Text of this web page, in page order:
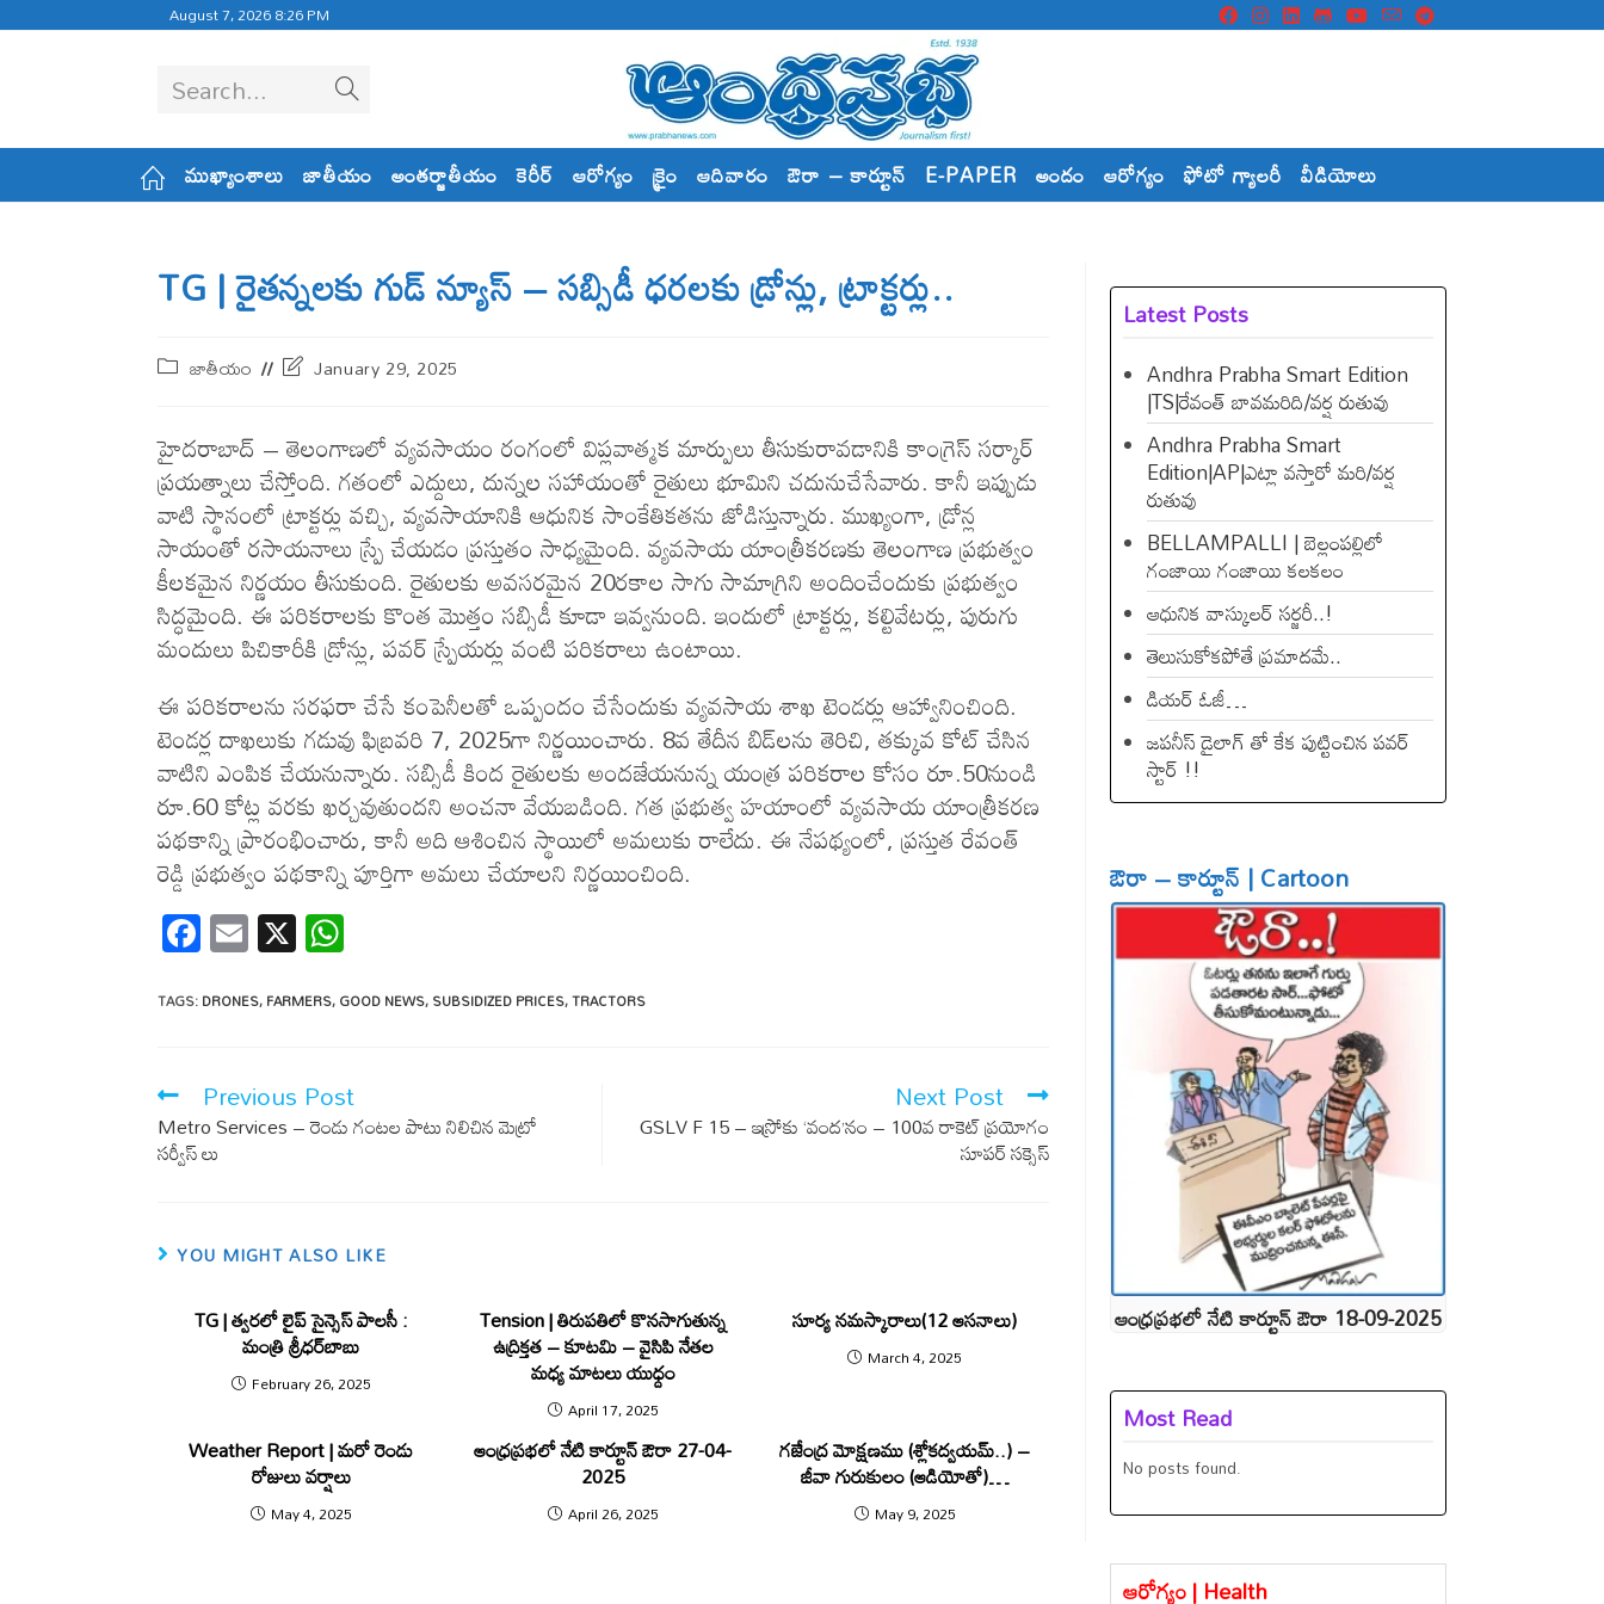
August 7, 2026 8:26 PM
Search...
ముఖ్యాంశాలు జాతీయం అంతర్జాతీయం కెరీర్ ఆరోగ్యం క్రైం ఆదివారం ఔరా – కార్టూన్ E-PAPER అందం ఆరోగ్యం ఫోటో గ్యాలరీ వీడియోలు
TG | రైత‌న్న‌ల‌కు గుడ్ న్యూస్ – స‌బ్సిడీ ధ‌ర‌ల‌కు డ్రోన్లు, ట్రాక్ట‌ర్లు..
జాతీయం January 29, 2025
హైద‌రాబాద్ – తెలంగాణలో వ్యవసాయం రంగంలో విప్లవాత్మక మార్పులు తీసుకురావడానికి కాంగ్రెస్ సర్కార్
ప్రయత్నాలు చేస్తోంది. గతంలో ఎద్దులు, దున్నల సహాయంతో రైతులు భూమిని చదునుచేసేవారు. కానీ ఇప్పుడు
వాటి స్థానంలో ట్రాక్టర్లు వచ్చి, వ్యవసాయానికి ఆధునిక సాంకేతికతను జోడిస్తున్నారు. ముఖ్యంగా, డ్రోన్ల
సాయంతో రసాయనాలు స్ప్రే చేయడం ప్రస్తుతం సాధ్యమైంది. వ్యవసాయ యాంత్రీకరణకు తెలంగాణ ప్రభుత్వం
కీలకమైన నిర్ణయం తీసుకుంది. రైతులకు అవసరమైన 20రకాల సాగు సామాగ్రిని అందించేందుకు ప్రభుత్వం
సిద్ధమైంది. ఈ పరికరాలకు కొంత మొత్తం సబ్సిడీ కూడా ఇవ్వనుంది. ఇందులో ట్రాక్టర్లు, కల్టివేటర్లు, పురుగు
మందులు పిచికారీకి డ్రోన్లు, పవర్ స్ప్రేయర్లు వంటి పరికరాలు ఉంటాయి.
ఈ పరికరాలను సరఫరా చేసే కంపెనీలతో ఒప్పందం చేసేందుకు వ్యవసాయ శాఖ టెండర్లు ఆహ్వానించింది.
టెండర్ల దాఖలుకు గడువు ఫిబ్రవరి 7, 2025గా నిర్ణయించారు. 8వ తేదీన బిడ్‌లను తెరిచి, తక్కువ కోట్ చేసిన
వాటిని ఎంపిక చేయనున్నారు. సబ్సిడీ కింద రైతులకు అందజేయనున్న యంత్ర పరికరాల కోసం రూ.50నుండి
రూ.60 కోట్ల వరకు ఖర్చవుతుందని అంచనా వేయబడింది. గత ప్రభుత్వ హయాంలో వ్యవసాయ యాంత్రీకరణ
పథకాన్ని ప్రారంభించారు, కానీ అది ఆశించిన స్థాయిలో అమలుకు రాలేదు. ఈ నేపథ్యంలో, ప్రస్తుత రేవంత్
రెడ్డి ప్రభుత్వం పథకాన్ని పూర్తిగా అమలు చేయాలని నిర్ణయించింది.
F
ac
e
o
o
k
E
m
ail
X
at
A
p
TAGS:DRONES,FARMERS,GOOD NEWS,SUBSIDIZED PRICES,TRACTORS
Previous Post
Metro Services – రెండు గంటల పాటు నిలిచిన మెట్రో
సర్వీస్ లు
Next Post
GSLV F 15 – ఇస్రోకు ‘వంద‌’నం – 100వ రాకెట్ ప్రయోగం
సూపర్ స‌క్సెస్‌
YOU MIGHT ALSO LIKE
TG | త్వరలో లైప్‌ సైన్సెస్‌ పాలసీ :
మంత్రి శ్రీధర్‌బాబు
February 26, 2025
Tension | తిరుపతిలో కొనసాగుతున్న
ఉద్రిక్తత – కూట‌మి – వైసిపి నేత‌ల
మధ్య మాటలు యుధ్దం
April 17, 2025
సూర్య నమస్కారాలు(12 ఆసనాలు)
March 4, 2025
Weather Report | మరో రెండు
రోజులు వర్షాలు
May 4, 2025
ఆంధ్రప్రభలో నేటి కార్టూన్ ఔరా 27-04-
2025
April 26, 2025
గజేంద్ర మోక్షణము (శ్లోకద్వయమ్..) –
జీవా గురుకులం (ఆడియోతో)…
May 9, 2025
Latest Posts
Andhra Prabha Smart Edition
|TS|రేవంత్​ బావమరిది/వర్ష రుతువు
Andhra Prabha Smart
Edition|AP|ఎట్లా వస్తారో మరి/వర్ష
రుతువు
BELLAMPALLI | బెల్లంపల్లిలో
గంజాయి గంజాయి కలకలం
ఆధునిక వాస్కులర్ సర్జరీ..!
తెలుసుకోకపోతే ప్రమాదమే..
డియ‌ర్ ఓజీ…
జపనీస్ డైలాగ్ తో కేక పుట్టించిన ప‌వ‌ర్
స్టార్ !!
ఔరా – కార్టూన్ | Cartoon
ఆంధ్రప్రభలో నేటి కార్టూన్ ఔరా 18-09-2025
Most Read
No posts found.
ఆరోగ్యం | Health